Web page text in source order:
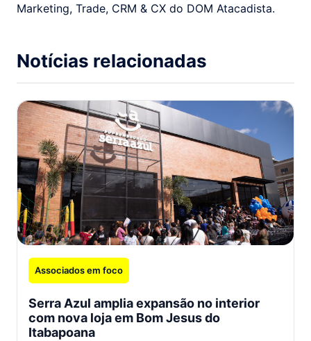
Marketing, Trade, CRM & CX do DOM Atacadista.
Notícias relacionadas
Associados em foco
Serra Azul amplia expansão no interior
com nova loja em Bom Jesus do
Itabapoana